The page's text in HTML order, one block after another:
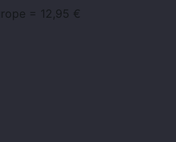
= 12,95 €